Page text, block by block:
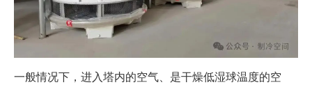
一般情况下，进入塔内的空气、是干燥低湿球温度的空